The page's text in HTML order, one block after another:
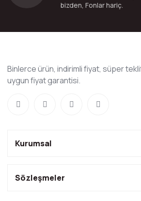
bizden, Fonlar hariç.
Binlerce ürün, indirimli fiyat, süper
uygun fiyat garantisi.
Kurumsal
Sözleşmeler